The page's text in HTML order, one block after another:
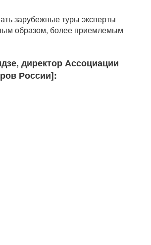
зарубежные туры эксперты
образом, более приемлемым
директор Ассоциации
России]: